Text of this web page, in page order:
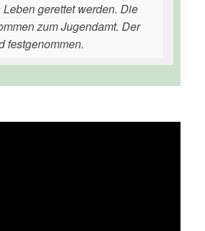
gerettet werden. Die
zum Jugendamt. Der
festgenommen.